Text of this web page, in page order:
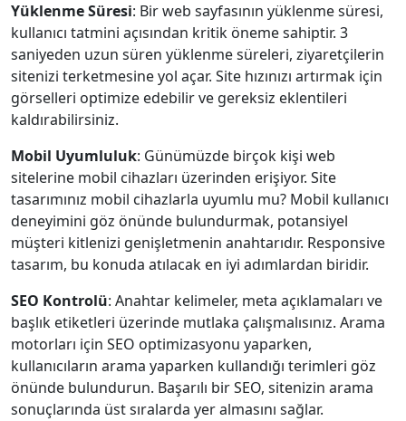
Yüklenme Süresi: Bir web sayfasının yüklenme süresi,
kullanıcı tatmini açısından kritik öneme sahiptir. 3
saniyeden uzun süren yüklenme süreleri, ziyaretçilerin
sitenizi terketmesine yol açar. Site hızınızı artırmak için
görselleri optimize edebilir ve gereksiz eklentileri
kaldırabilirsiniz.
Mobil Uyumluluk: Günümüzde birçok kişi web
sitelerine mobil cihazları üzerinden erişiyor. Site
tasarımınız mobil cihazlarla uyumlu mu? Mobil kullanıcı
deneyimini göz önünde bulundurmak, potansiyel
müşteri kitlenizi genişletmenin anahtarıdır. Responsive
tasarım, bu konuda atılacak en iyi adımlardan biridir.
SEO Kontrolü: Anahtar kelimeler, meta açıklamaları ve
başlık etiketleri üzerinde mutlaka çalışmalısınız. Arama
motorları için SEO optimizasyonu yaparken,
kullanıcıların arama yaparken kullandığı terimleri göz
önünde bulundurun. Başarılı bir SEO, sitenizin arama
sonuçlarında üst sıralarda yer almasını sağlar.